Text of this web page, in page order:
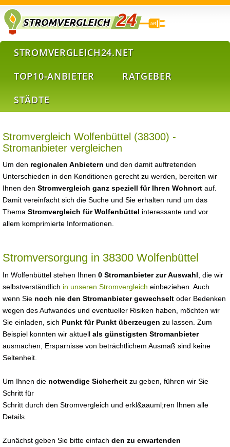
STROMVERGLEICH24.NET
TOP10-ANBIETER
RATGEBER
STÄDTE
Stromvergleich Wolfenbüttel (38300) -
Stromanbieter vergleichen
Um den regionalen Anbietern und den damit auftretenden
Unterschieden in den Konditionen gerecht zu werden, bereiten wir
Ihnen den Stromvergleich ganz speziell für Ihren Wohnort auf.
Damit vereinfacht sich die Suche und Sie erhalten rund um das
Thema Stromvergleich für Wolfenbüttel interessante und vor
allem komprimierte Informationen.
Stromversorgung in 38300 Wolfenbüttel
In Wolfenbüttel stehen Ihnen 0 Stromanbieter zur Auswahl , die wir
selbstverständlich in unseren Stromvergleich einbeziehen. Auch
wenn Sie noch nie den Stromanbieter gewechselt oder Bedenken
wegen des Aufwandes und eventueller Risiken haben, möchten wir
Sie einladen, sich Punkt für Punkt überzeugen zu lassen. Zum
Beispiel konnten wir aktuell als günstigsten Stromanbieter
ausmachen, Ersparnisse von beträchtlichem Ausmaß sind keine
Seltenheit.
Um Ihnen die notwendige Sicherheit zu geben, führen wir Sie
Schritt für
Schritt durch den Stromvergleich und erkl&aauml;ren Ihnen alle
Details.
Zunächst geben Sie bitte einfach den zu erwartenden